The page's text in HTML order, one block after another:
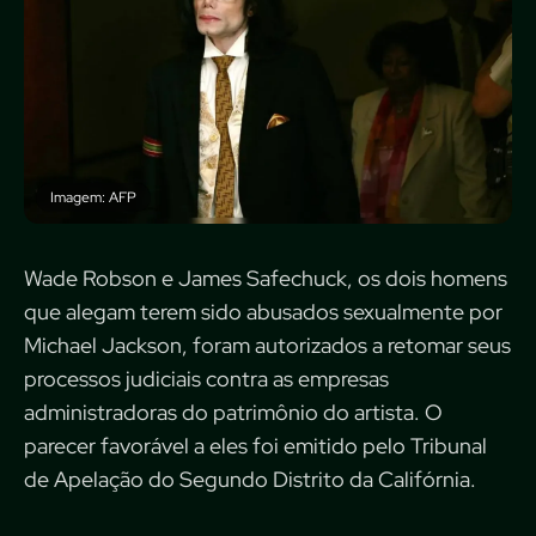
Imagem: AFP
Wade Robson e James Safechuck, os dois homens
que alegam terem sido abusados sexualmente por
Michael Jackson, foram autorizados a retomar seus
processos judiciais contra as empresas
administradoras do patrimônio do artista. O
parecer favorável a eles foi emitido pelo Tribunal
de Apelação do Segundo Distrito da Califórnia.